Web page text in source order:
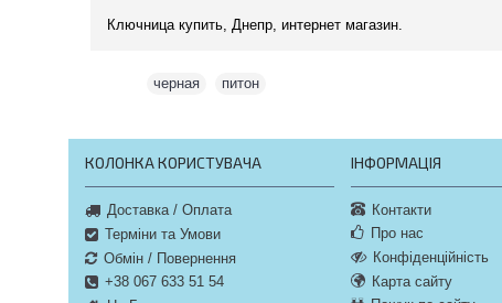
Ключница купить, Днепр, интернет магазин.
черная питон
КОЛОНКА КОРИСТУВАЧА
Доставка / Оплата
Терміни та Умови
Обмін / Повернення
+38 067 633 51 54
ІНФОРМАЦІЯ
Контакти
Про нас
Конфіденційність
Карта сайту